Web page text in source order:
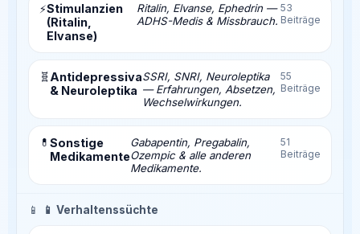
⚡Stimulanzien
(Ritalin,
Elvanse)
Ritalin, Elvanse, Ephedrin —
ADHS-Medis & Missbrauch.
53
Beiträge
🧬 Antidepressiva
& Neuroleptika
SSRI, SNRI, Neuroleptika
— Erfahrungen, Absetzen,
Wechselwirkungen.
55
Beiträge
💊 Sonstige
Medikamente
Gabapentin, Pregabalin,
Ozempic & alle anderen
Medikamente.
51
Beiträge
📱 📱 Verhaltenssüchte